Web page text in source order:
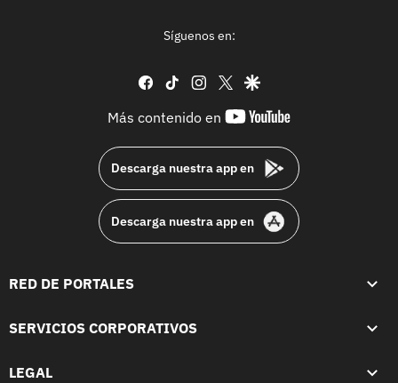
Síguenos en:
facebook
tiktok instagram
twittergoogle
Más contenido en
youtube-
Descarga nuestra app en
Descarga nuestra app en
RED DE PORTALES
SERVICIOS CORPORATIVOS
LEGAL